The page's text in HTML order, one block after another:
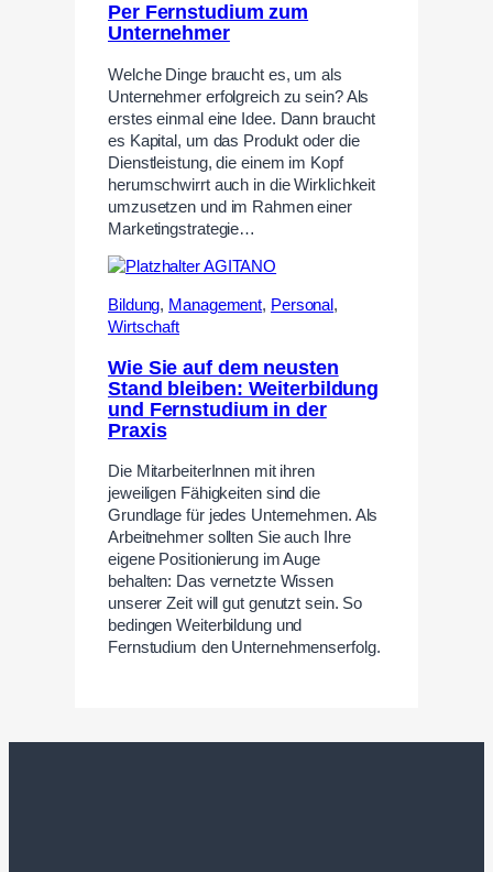
Per Fernstudium zum
Unternehmer
Welche Dinge braucht es, um als
Unternehmer erfolgreich zu sein? Als
erstes einmal eine Idee. Dann braucht
es Kapital, um das Produkt oder die
Dienstleistung, die einem im Kopf
herumschwirrt auch in die Wirklichkeit
umzusetzen und im Rahmen einer
Marketingstrategie…
Bildung, Management, Personal ,
Wirtschaft
Wie Sie auf dem neusten
Stand bleiben: Weiterbildung
und Fernstudium in der
Praxis
Die MitarbeiterInnen mit ihren
jeweiligen Fähigkeiten sind die
Grundlage für jedes Unternehmen. Als
Arbeitnehmer sollten Sie auch Ihre
eigene Positionierung im Auge
behalten: Das vernetzte Wissen
unserer Zeit will gut genutzt sein. So
bedingen Weiterbildung und
Fernstudium den Unternehmenserfolg.